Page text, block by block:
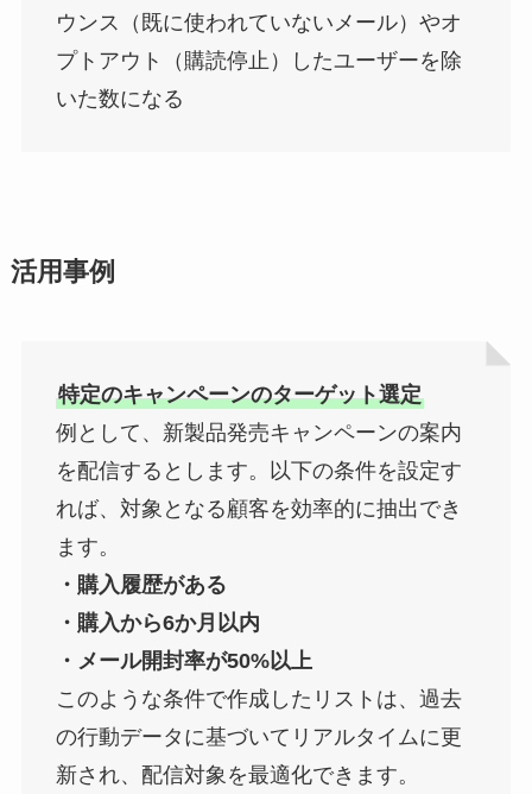
ウンス（既に使われていないメール）やオ
プトアウト（購読停止）したユーザーを除
いた数になる
活用事例
特定のキャンペーンのターゲット選定
例として、新製品発売キャンペーンの案内
を配信するとします。以下の条件を設定す
れば、対象となる顧客を効率的に抽出でき
ます。
・購入履歴がある
・購入から6か月以内
・メール開封率が50%以上
このような条件で作成したリストは、過去
の行動データに基づいてリアルタイムに更
新され、配信対象を最適化できます。